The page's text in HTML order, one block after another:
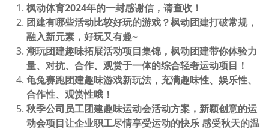
枫动体育2024年的一封感谢信，请查收！
团建有哪些活动比较好玩的游戏？枫动团建打破常规，
融入新元素，好玩又有趣~
潮玩团建趣味拓展活动项目集锦，枫动团建带你体验力
量、对抗、合作、观赏于一体的综合轻奢运动项目！
龟兔赛跑团建趣味游戏新玩法，充满趣味性、娱乐性、
合作性、观赏性哦！
秋季公司员工团建趣味运动会活动方案，新颖创意的运
动会项目让企业职工尽情享受运动的快乐 感受秋天的温